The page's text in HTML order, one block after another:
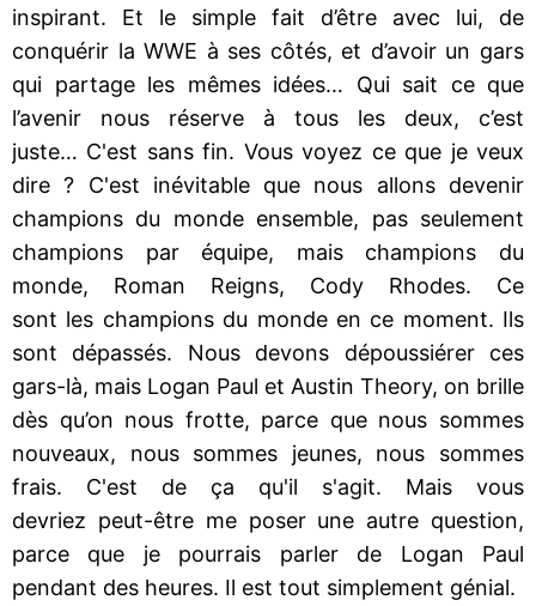
inspirant. Et le simple fait d’être avec lui, de
conquérir la WWE à ses côtés, et d’avoir un gars
qui partage les mêmes idées… Qui sait ce que
l’avenir nous réserve à tous les deux, c’est
juste… C'est sans fin. Vous voyez ce que je veux
dire ? C'est inévitable que nous allons devenir
champions du monde ensemble, pas seulement
champions par équipe, mais champions du
monde, Roman Reigns, Cody Rhodes. Ce
sont les champions du monde en ce moment. Ils
sont dépassés. Nous devons dépoussiérer ces
gars-là, mais Logan Paul et Austin Theory, on brille
dès qu’on nous frotte, parce que nous sommes
nouveaux, nous sommes jeunes, nous sommes
frais. C'est de ça qu'il s'agit. Mais vous
devriez peut-être me poser une autre question,
parce que je pourrais parler de Logan Paul
pendant des heures. Il est tout simplement génial.